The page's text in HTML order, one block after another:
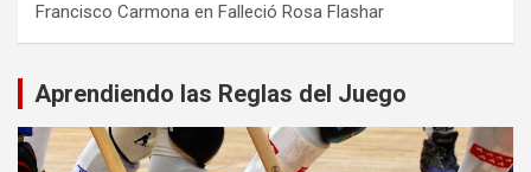
Francisco Carmona en Falleció Rosa Flashar
Aprendiendo las Reglas del Juego